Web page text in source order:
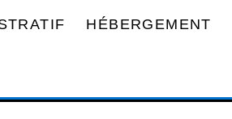
HÉBERGEMENT